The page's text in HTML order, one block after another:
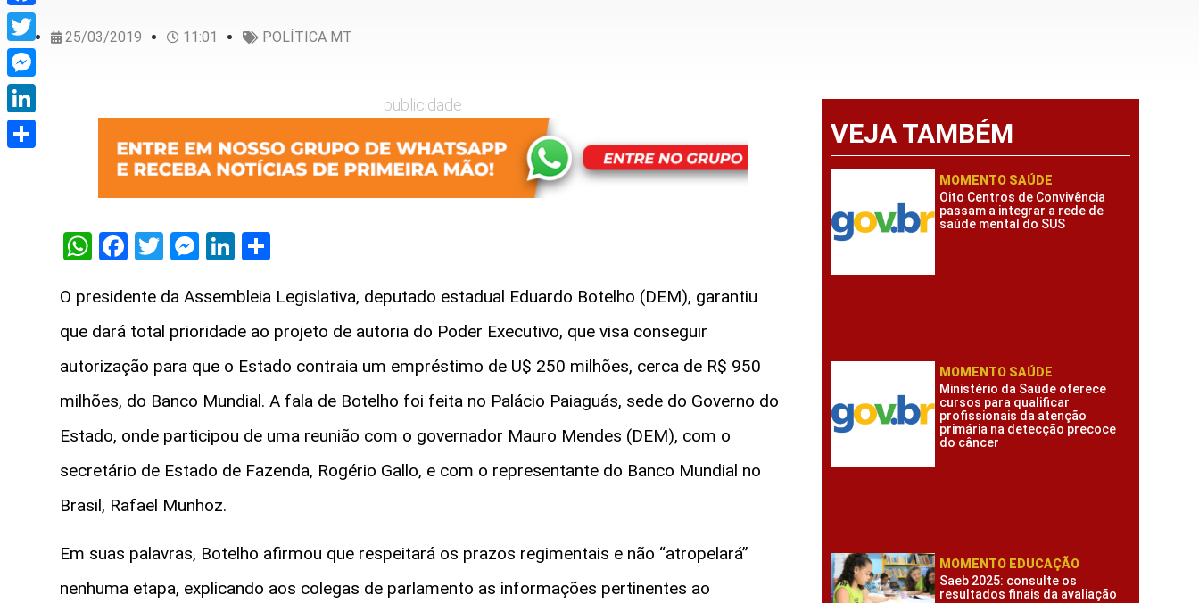
25/03/2019 11:01 POLÍTICA MT
publicidade
WhatsApp
Facebook
TwitterMessenger
LinkedIn
O presidente da Assembleia Legislativa, deputado estadual Eduardo Botelho (DEM), garantiu
que dará total prioridade ao projeto de autoria do Poder Executivo, que visa conseguir
autorização para que o Estado contraia um empréstimo de U$ 250 milhões, cerca de R$ 950
milhões, do Banco Mundial. A fala de Botelho foi feita no Palácio Paiaguás, sede do Governo do
Estado, onde participou de uma reunião com o governador Mauro Mendes (DEM), com o
secretário de Estado de Fazenda, Rogério Gallo, e com o representante do Banco Mundial no
Brasil, Rafael Munhoz.
Em suas palavras, Botelho afirmou que respeitará os prazos regimentais e não “atropelará”
nenhuma etapa, explicando aos colegas de parlamento as informações pertinentes ao
VEJA TAMBÉM
MOMENTO SAÚDE
Oito Centros de Convivência
passam a integrar a rede de
saúde mental do SUS
MOMENTO SAÚDE
Ministério da Saúde oferece
cursos para qualificar
profissionais da atenção
primária na detecção precoce
do câncer
MOMENTO EDUCAÇÃO
Saeb 2025: consulte os
resultados finais da avaliação
Facebook
Twitter
Messenger
LinkedIn